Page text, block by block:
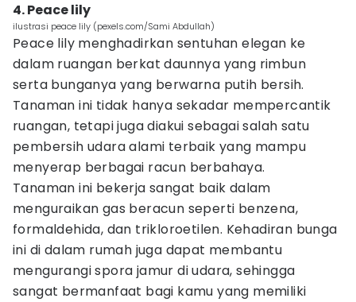
4. Peace lily
ilustrasi peace lily (pexels.com/Sami Abdullah)
Peace lily menghadirkan sentuhan elegan ke
dalam ruangan berkat daunnya yang rimbun
serta bunganya yang berwarna putih bersih.
Tanaman ini tidak hanya sekadar mempercantik
ruangan, tetapi juga diakui sebagai salah satu
pembersih udara alami terbaik yang mampu
menyerap berbagai racun berbahaya.
Tanaman ini bekerja sangat baik dalam
menguraikan gas beracun seperti benzena,
formaldehida, dan trikloroetilen. Kehadiran bunga
ini di dalam rumah juga dapat membantu
mengurangi spora jamur di udara, sehingga
sangat bermanfaat bagi kamu yang memiliki